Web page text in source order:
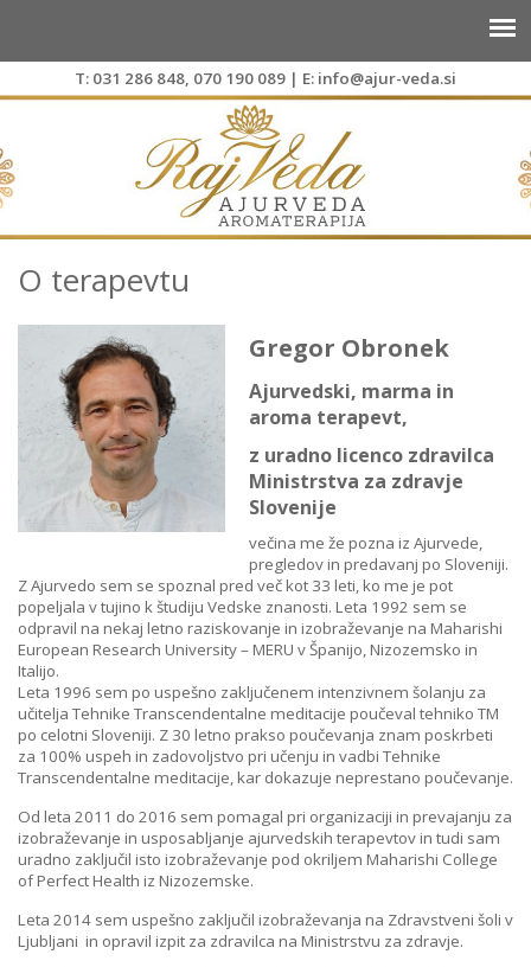
T: 031 286 848, 070 190 089 | E: info@ajur-veda.si
O terapevtu
Gregor Obronek
Ajurvedski, marma in
aroma terapevt,
z uradno licenco zdravilca
Ministrstva za zdravje
Slovenije
večina me že pozna iz Ajurvede,
pregledov in predavanj po Sloveniji.
Z Ajurvedo sem se spoznal pred več kot 33 leti, ko me je pot
popeljala v tujino k študiju Vedske znanosti. Leta 1992 sem se
odpravil na nekaj letno raziskovanje in izobraževanje na Maharishi
European Research University – MERU v Španijo, Nizozemsko in
Italijo.
Leta 1996 sem po uspešno zaključenem intenzivnem šolanju za
učitelja Tehnike Transcendentalne meditacije poučeval tehniko TM
po celotni Sloveniji. Z 30 letno prakso poučevanja znam poskrbeti
za 100% uspeh in zadovoljstvo pri učenju in vadbi Tehnike
Transcendentalne meditacije, kar dokazuje neprestano poučevanje.
Od leta 2011 do 2016 sem pomagal pri organizaciji in prevajanju za
izobraževanje in usposabljanje ajurvedskih terapevtov in tudi sam
uradno zaključil isto izobraževanje pod okriljem Maharishi College
of Perfect Health iz Nizozemske.
Leta 2014 sem uspešno zaključil izobraževanja na Zdravstveni šoli v
Ljubljani in opravil izpit za zdravilca na Ministrstvu za zdravje.